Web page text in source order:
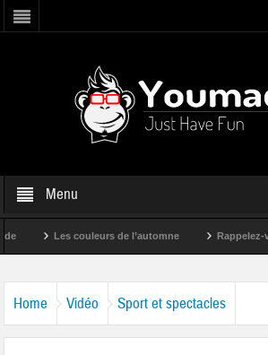
Menu
Les couleurs de l’automne Rappelez-vous
Home Vidéo Sport et spectacles